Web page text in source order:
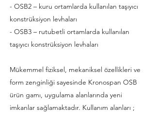
- OSB2 – kuru ortamlarda kullanılan taşıyıcı
konstrüksiyon levhaları
- OSB3 – rutubetli ortamlarda kullanılan
taşıyıcı konstrüksiyon levhaları
Mükemmel fiziksel, mekaniksel özellikleri ve
form zenginliği sayesinde Kronospan OSB
ürün gamı, uygulama alanlarında yeni
imkanlar sağlamaktadır. Kullanım alanları ;